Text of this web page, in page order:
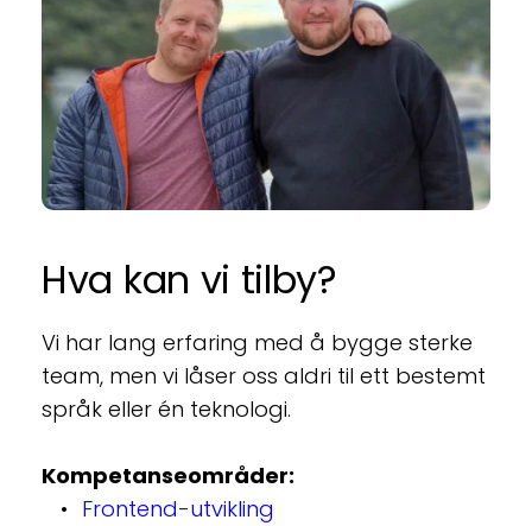
Hva kan vi tilby?
Vi har lang erfaring med å bygge sterke
team, men vi låser oss aldri til ett bestemt
språk eller én teknologi.
Kompetanseområder:
Frontend-utvikling